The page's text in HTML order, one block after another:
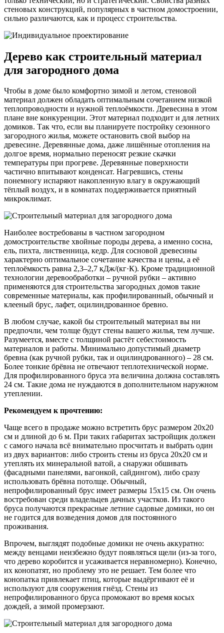
стеновых конструкций, популярных в частном домостроении,
сильно различаются, как и процесс строительства.
Дерево как строительный материал
для загородного дома
Чтобы в доме было комфортно зимой и летом, стеновой
материал должен обладать оптимальным сочетанием низкой
теплопроводности и нужной теплоёмкости. Древесина в этом
плане вне конкуренции. Этот материал подходит и для летних
домиков. Так что, если вы планируете постройку сезонного
загородного жилья, можете остановить свой выбор на
древесине. Деревянные дома, даже лишённые отопления на
долгое время, нормально переносят резкие скачки
температуры при прогреве. Деревянные поверхности
частично впитывают конденсат. Нагревшись, стены
понемногу испаряют накопленную влагу в окружающий
тёплый воздух, и в комнатах поддерживается приятный
микроклимат.
Наиболее востребованы в частном загородном
домостроительстве хвойные породы дерева, а именно сосна,
ель, пихта, лиственница, кедр. Для сосновой древесины
характерно оптимальное сочетание качества и цены, а её
теплоёмкость равна 2,3–2,7 кДж/(кг·К). Кроме традиционной
технологии деревообработки – ручной рубки – активно
применяются для строительства загородных домов такие
современные материалы, как профилированный, обычный и
клееный брус, лафет, оцилиндрованное бревно.
В любом случае, какой бы строительный материал вы ни
предпочли, чем толще будут стены вашего жилья, тем лучше.
Разумеется, вместе с толщиной растёт себестоимость
материалов и работы. Минимально допустимый диаметр
бревна (как ручной рубки, так и оцилиндрованного) – 28 см.
Более тонкие брёвна не отвечают теплотехнической норме.
Для профилированного бруса эта величина должна составлять
24 см. Такие дома не нуждаются в дополнительном наружном
утеплении.
Рекомендуем к прочтению:
Чаще всего в продаже можно встретить брус размером 20х20
см и длиной до 6 м. При таких габаритах застройщик должен
с самого начала всё внимательно просчитать и выбрать один
из двух вариантов: либо строить стены из бруса 20х20 см и
утеплять их минеральной ватой, а снаружи обшивать
(фасадными панелями, вагонкой, сайдингом), либо сразу
использовать брёвна потолще. Обычный,
непрофилированный брус имеет размеры 15х15 см. Он очень
востребован среди владельцев дачных участков. Из такого
бруса получаются прекрасные летние садовые домики, но он
не годится для возведения домов для постоянного
проживания.
Впрочем, выглядят подобные домики не очень аккуратно:
между венцами неизбежно будут появляться щели (из-за того,
что дерево коробится и усаживается неравномерно). Конечно,
их конопатят, но проблему это не решает. Тем более что
конопатка привлекает птиц, которые выдёргивают её и
используют для сооружения гнёзд. Стены из
непрофилированного бруса промокают во время косых
дождей, а зимой промерзают.